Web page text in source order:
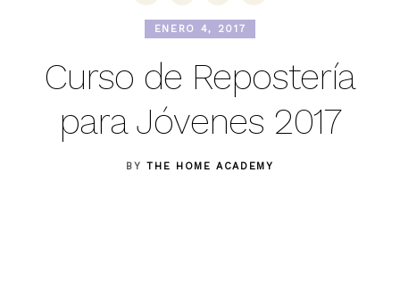
ENERO 4, 2017
Curso de Repostería
para Jóvenes 2017
BYTHE HOME ACADEMY